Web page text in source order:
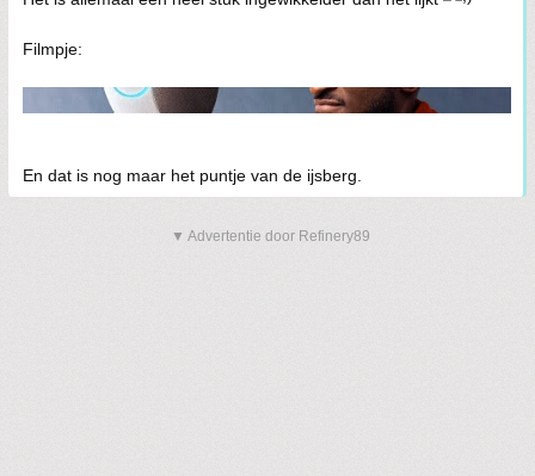
Filmpje:
En dat is nog maar het puntje van de ijsberg.
▼ Advertentie door Refinery89